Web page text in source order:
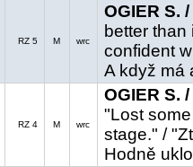
RZ 5 M wrc
OGIER S.
better than
confident
A když má
RZ 4 M wrc
OGIER S.
"Lost
stage." /
Hodně